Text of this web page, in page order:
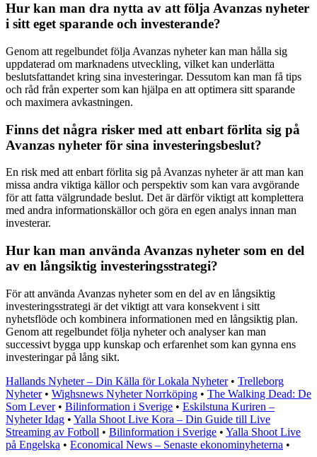
Hur kan man dra nytta av att följa Avanzas nyheter
i sitt eget sparande och investerande?
Genom att regelbundet följa Avanzas nyheter kan man hålla sig
uppdaterad om marknadens utveckling, vilket kan underlätta
beslutsfattandet kring sina investeringar. Dessutom kan man få tips
och råd från experter som kan hjälpa en att optimera sitt sparande
och maximera avkastningen.
Finns det några risker med att enbart förlita sig på
Avanzas nyheter för sina investeringsbeslut?
En risk med att enbart förlita sig på Avanzas nyheter är att man kan
missa andra viktiga källor och perspektiv som kan vara avgörande
för att fatta välgrundade beslut. Det är därför viktigt att komplettera
med andra informationskällor och göra en egen analys innan man
investerar.
Hur kan man använda Avanzas nyheter som en del
av en långsiktig investeringsstrategi?
För att använda Avanzas nyheter som en del av en långsiktig
investeringsstrategi är det viktigt att vara konsekvent i sitt
nyhetsflöde och kombinera informationen med en långsiktig plan.
Genom att regelbundet följa nyheter och analyser kan man
successivt bygga upp kunskap och erfarenhet som kan gynna ens
investeringar på lång sikt.
Hallands Nyheter – Din Källa för Lokala Nyheter• Trelleborg
Nyheter• Wighsnews Nyheter Norrköping • The Walking Dead: De
Som Lever• Bilinformation i Sverige • Eskilstuna Kuriren –
Nyheter Idag • Yalla Shoot Live Kora – Din Guide till Live
Streaming av Fotboll • Bilinformation i Sverige • Yalla Shoot Live
på Engelska • Economical News – Senaste ekonominyheterna •